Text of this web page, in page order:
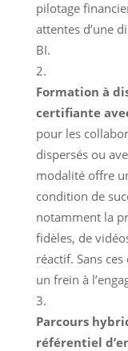
pilotage
attentes d’une
BI.
Formation à
certifiante
pour les
dispersés ou
modalité offre
condition de
notamment la
fidèles, de
réactif. Sans
un frein à
Parcours
référentiel